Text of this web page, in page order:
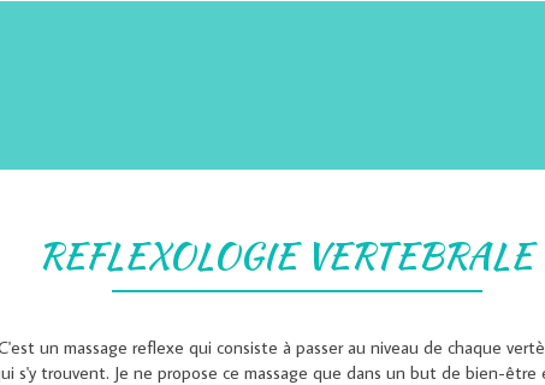
REFLEXOLOGIE VERTEBRALE
un massage reflexe qui consiste à passer au niveau de chaque
s'y trouvent. Je ne propose ce massage que dans un but de bien-